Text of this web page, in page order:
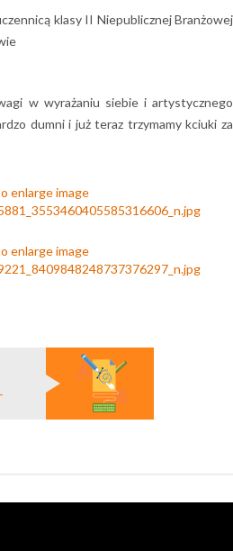
klasy II Niepublicznej Branżowej
w wyrażaniu siebie i artystycznego
dumni i już teraz trzymamy kciuki za